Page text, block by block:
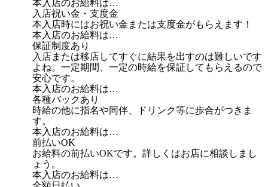
本入店のお給料は…
入店祝い金・支度金
本入店時にはお祝い金または支度金がもらえます！
本入店のお給料は…
保証制度あり
入店または移店してすぐに結果を出すのは難しいです
よね。一定期間、一定の時給を保証してもらえるので
安心です。
本入店のお給料は…
各種バックあり
時給の他に指名や同伴、ドリンク等に歩合がつきま
す。
本入店のお給料は…
前払いOK
お給料の前払いOKです。詳しくはお店に相談しまし
ょう。
本入店のお給料は…